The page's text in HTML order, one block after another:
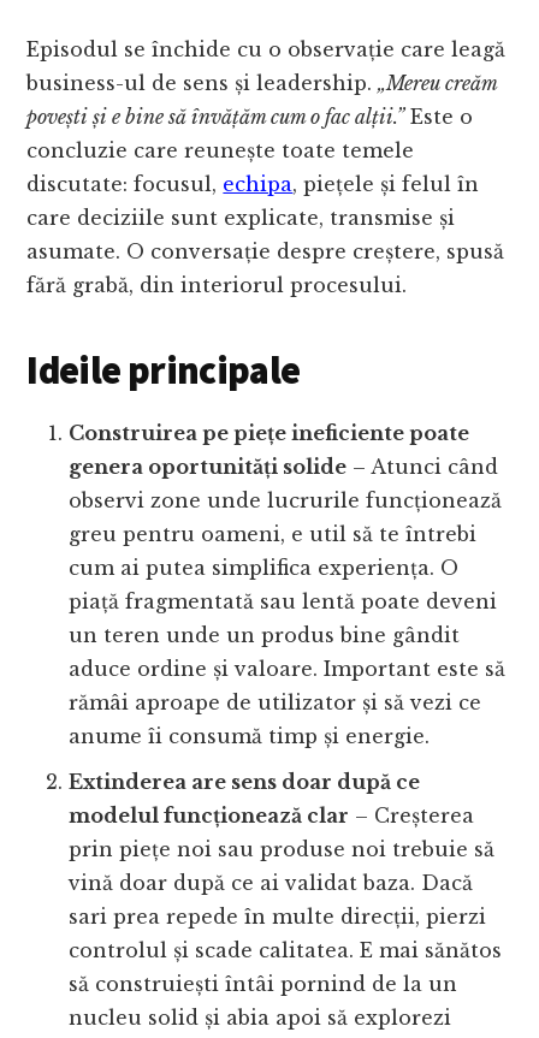
Episodul se închide cu o observație care leagă
business-ul de sens și leadership.„Mereu creăm
povești și e bine să învățăm cum o fac alții.”Este o
concluzie care reunește toate temele
discutate: focusul, echipa, piețele și felul în
care deciziile sunt explicate, transmise și
asumate. O conversație despre creștere, spusă
fără grabă, din interiorul procesului.
Ideile principale
Construirea pe piețe ineficiente poate
genera oportunități solide – Atunci când
observi zone unde lucrurile funcționează
greu pentru oameni, e util să te întrebi
cum ai putea simplifica experiența. O
piață fragmentată sau lentă poate deveni
un teren unde un produs bine gândit
aduce ordine și valoare. Important este să
rămâi aproape de utilizator și să vezi ce
anume îi consumă timp și energie.
Extinderea are sens doar după ce
modelul funcționează clar – Creșterea
prin piețe noi sau produse noi trebuie să
vină doar după ce ai validat baza. Dacă
sari prea repede în multe direcții, pierzi
controlul și scade calitatea. E mai sănătos
să construiești întâi pornind de la un
nucleu solid și abia apoi să explorezi